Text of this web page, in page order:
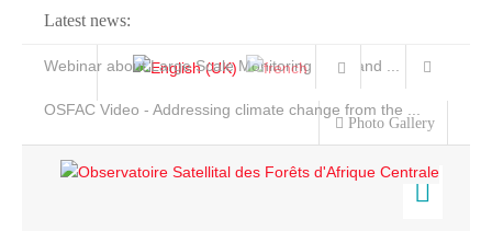
Latest news:
Webinar about Large Scale Monitoring and Land ...
OSFAC Video - Addressing climate change from the ...
Photo Gallery